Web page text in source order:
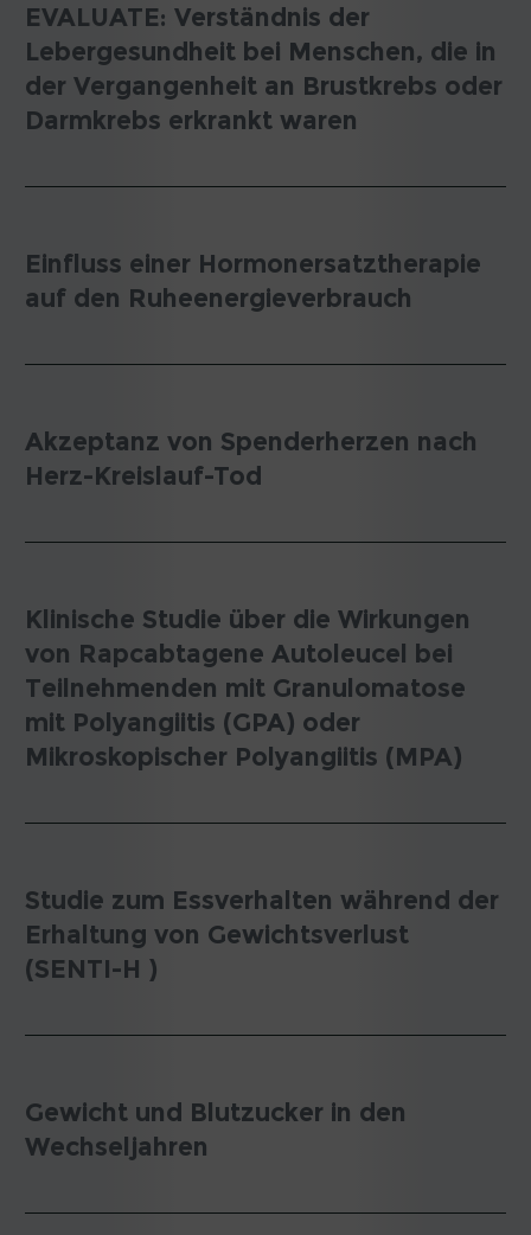
EVALUATE: Verständnis der
Lebergesundheit bei Menschen, die in
der Vergangenheit an Brustkrebs oder
Darmkrebs erkrankt waren
Einfluss einer Hormonersatztherapie
auf den Ruheenergieverbrauch
Akzeptanz von Spenderherzen nach
Herz-Kreislauf-Tod
Klinische Studie über die Wirkungen
von Rapcabtagene Autoleucel bei
Teilnehmenden mit Granulomatose
mit Polyangiitis (GPA) oder
Mikroskopischer Polyangiitis (MPA)
Studie zum Essverhalten während der
Erhaltung von Gewichtsverlust
(SENTI-H )
Gewicht und Blutzucker in den
Wechseljahren